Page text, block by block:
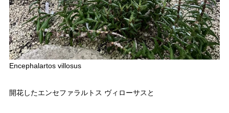
Encephalartos villosus
開花したエンセファラルトス ヴィローサスと